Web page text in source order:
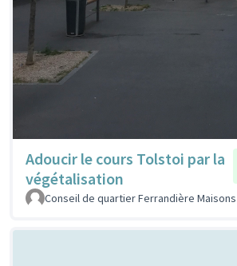
Adoucir le cours Tolstoi par la
végétalisation
Conseil de quartier Ferrandière